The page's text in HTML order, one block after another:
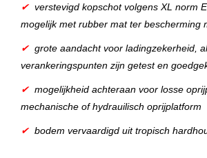
✔ verstevigd kopschot volgens XL norm
mogelijk met rubber mat ter bescherming
✔ grote aandacht voor ladingzekerheid,
verankeringspunten zijn getest en
✔ mogelijkheid achteraan voor losse
mechanische of hydrauilisch oprijplatform
✔ bodem vervaardigd uit tropisch